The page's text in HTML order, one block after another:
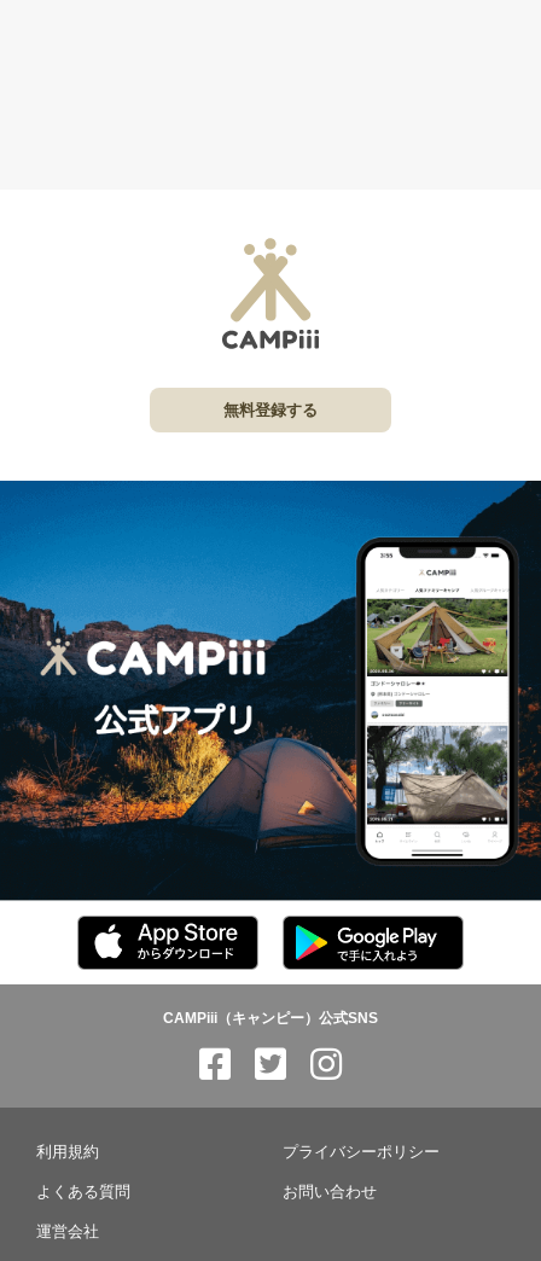
無料登録する
CAMPiii（キャンピー）公式SNS
利用規約 プライバシーポリシー
よくある質問 お問い合わせ
運営会社